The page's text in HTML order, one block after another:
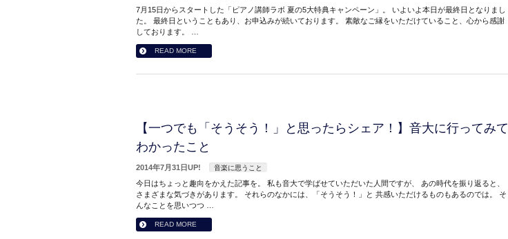
7月15日からスタートした「ピアノ講師ラボ 夏の5大特典キャンペーン」。 いよいよ本日が最終日となりまし
た。 最終日ということもあり、お申込みが続いております。 素敵なご縁をいただけていること、心から感謝
しております。 …
READ MORE
【一つでも「そうそう！」と思ったらシェア！】音大に行ってみて
わかったこと
2014年7月31日UP! 音楽に思うこと
今日はちょっと趣向をかえた記事を。 私も音大で学ばせていただいた人間ですが、 あの時代を振り返ると、
さまざまな気づきがあります。 それらのなかには、「そうそう！」と 共感いただけるものもあるのでは。 そ
んなことを思いつつ …
READ MORE